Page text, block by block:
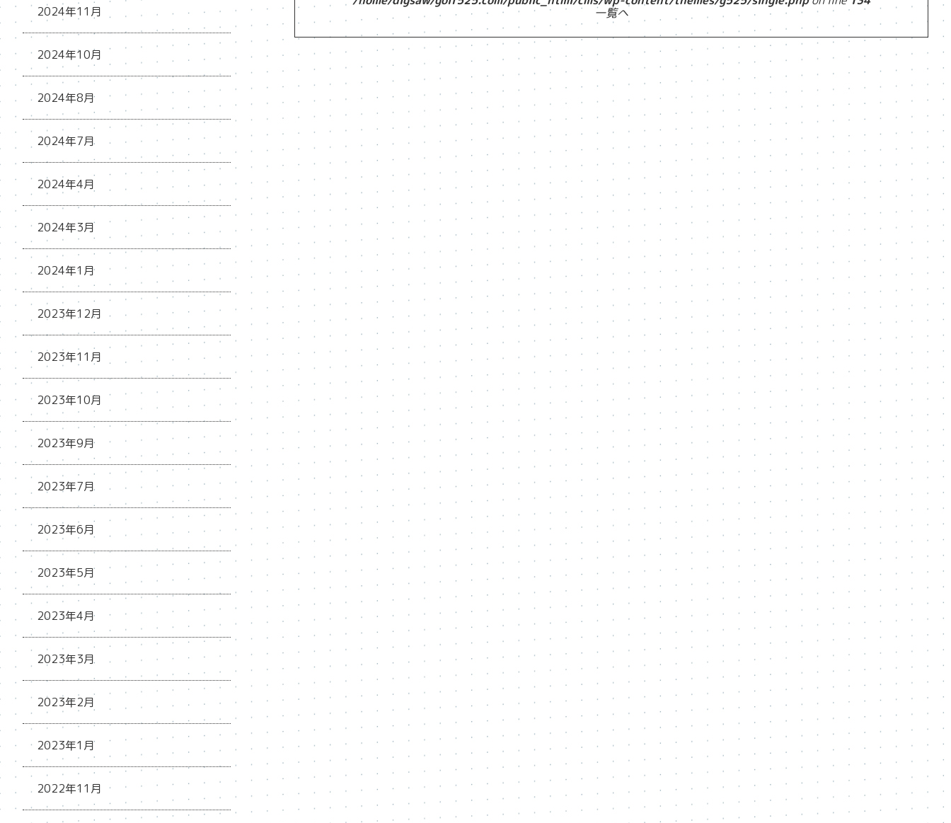
2024年11月
2024年10月
2024年8月
2024年7月
2024年4月
2024年3月
2024年1月
2023年12月
2023年11月
2023年10月
2023年9月
2023年7月
2023年6月
2023年5月
2023年4月
2023年3月
2023年2月
2023年1月
2022年11月
一覧へ